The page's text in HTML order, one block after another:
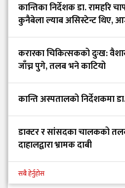
कान्तिका निर्देशक डा. रामहरि
कुनैबेला ल्याब असिस्टेन्ट थिए,
करारका चिकित्सकको दुःख:
जाँच्न पुगे, तलब भने काटियो
कान्ति अस्पतालको निर्देशकमा
डाक्टर र सांसदका चालकको
दाहालद्वारा भ्रामक दाबी
सबै हेर्नुहोस